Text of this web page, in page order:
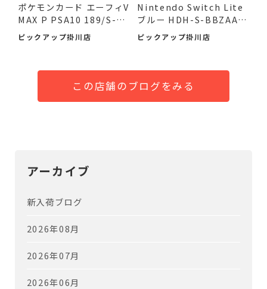
ポケモンカード エーフィV
MAX P PSA10 189/S-P
が...
ピックアップ掛川店
Nintendo Switch Lite
ブルー HDH-S-BBZAA
が！ 入...
ピックアップ掛川店
この店舗のブログをみる
アーカイブ
新入荷ブログ
2026年08月
2026年07月
2026年06月